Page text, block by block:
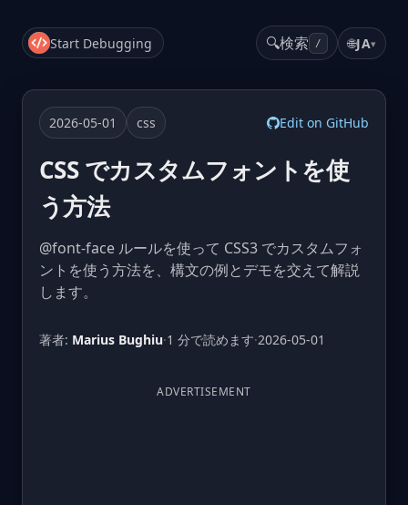
Start Debugging 🔍検索 / 🌐JA▾
2026-05-01 css Edit on GitHub
CSS でカスタムフォントを使
う方法
@font-face ルールを使って CSS3 でカスタムフォ
ントを使う方法を、構文の例とデモを交えて解説
します。
著者: Marius Bughiu·1 分で読めます·2026-05-01
ADVERTISEMENT